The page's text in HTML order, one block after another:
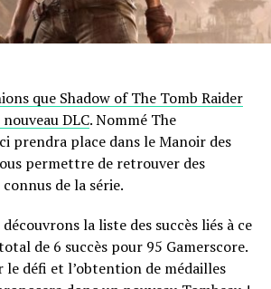
que Shadow of The Tomb Raider
DLC. Nommé The
prendra place dans le Manoir des
permettre de retrouver des
de la série.
la liste des succès liés à ce
de 6 succès pour 95 Gamerscore.
le défi et l’obtention de médailles